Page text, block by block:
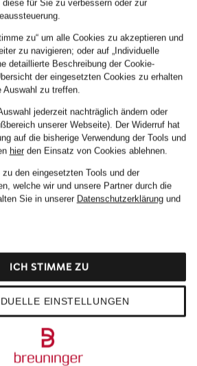
DRYKORN
Wide Leg Jeans
für Sie zu verbessern oder zur
zu“ um alle Cookies zu akzeptieren und
zu navigieren; oder auf „Individuelle
detaillierte Beschreibung der Cookie-
der eingesetzten Cookies zu erhalten
Auswahl zu treffen.
jederzeit nachträglich ändern oder
unserer Webseite). Der Widerruf hat
auf die bisherige Verwendung der Tools und
hierden Einsatz von Cookies ablehnen.
den eingesetzten Tools und der
welche wir und unsere Partner durch die
Sie in unserer Datenschutzerklärungund
EINSTELLUNGEN
ICH STIMME ZU